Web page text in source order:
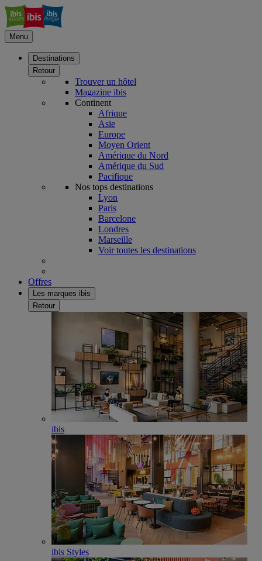
Menu
Destinations
Retour
Trouver un hôtel
Magazine ibis
Continent
Afrique
Asie
Europe
Moyen Orient
Amérique du Nord
Amérique du Sud
Pacifique
Nos tops destinations
Lyon
Paris
Barcelone
Londres
Marseille
Voir toutes les destinations
Offres
Les marques ibis
Retour
ibis
ibis Styles